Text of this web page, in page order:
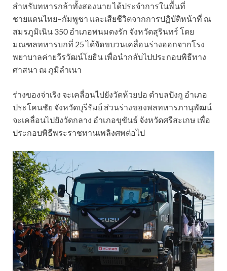
สำหรับทหารกล้าทั้งสองนาย ได้ประจำการในพื้นที่
ชายแดนไทย–กัมพูชา และเสียชีวิตจากการปฏิบัติหน้าที่ ณ
สมรภูมิเนิน 350 อำเภอพนมดงรัก จังหวัดสุรินทร์ โดย
มณฑลทหารบกที่ 25 ได้จัดขบวนเคลื่อนร่างออกจากโรง
พยาบาลค่ายวีรวัฒน์โยธิน เพื่อนำกลับไปประกอบพิธีทาง
ศาสนา ณ ภูมิลำเนา
ร่างของจ่าเริง จะเคลื่อนไปยังวัดห้วยปอ ตำบลปังกู อำเภอ
ประโคนชัย จังหวัดบุรีรัมย์ ส่วนร่างของพลทหารภานุพัฒน์
จะเคลื่อนไปยังวัดกลาง อำเภอขุขันธ์ จังหวัดศรีสะเกษ เพื่อ
ประกอบพิธีพระราชทานเพลิงศพต่อไป